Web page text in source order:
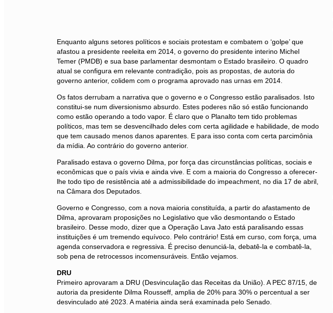
Enquanto alguns setores políticos e sociais protestam e combatem o ‘golpe’ que
afastou a presidente reeleita em 2014, o governo do presidente interino Michel
Temer (PMDB) e sua base parlamentar desmontam o Estado brasileiro. O quadro
atual se configura em relevante contradição, pois as propostas, de autoria do
governo anterior, colidem com o programa aprovado nas urnas em 2014.
Os fatos derrubam a narrativa que o governo e o Congresso estão paralisados. Isto
constitui-se num diversionismo absurdo. Estes poderes não só estão funcionando
como estão operando a todo vapor. É claro que o Planalto tem tido problemas
políticos, mas tem se desvencilhado deles com certa agilidade e habilidade, de modo
que tem causado menos danos aparentes. E para isso conta com certa parcimônia
da mídia. Ao contrário do governo anterior.
Paralisado estava o governo Dilma, por força das circunstâncias políticas, sociais e
econômicas que o país vivia e ainda vive. E com a maioria do Congresso a oferecer-
lhe todo tipo de resistência até a admissibilidade do impeachment, no dia 17 de abril,
na Câmara dos Deputados.
Governo e Congresso, com a nova maioria constituída, a partir do afastamento de
Dilma, aprovaram proposições no Legislativo que vão desmontando o Estado
brasileiro. Desse modo, dizer que a Operação Lava Jato está paralisando essas
instituições é um tremendo equívoco. Pelo contrário! Está em curso, com força, uma
agenda conservadora e regressiva. É preciso denunciá-la, debatê-la e combatê-la,
sob pena de retrocessos incomensuráveis. Então vejamos.
DRU
Primeiro aprovaram a DRU (Desvinculação das Receitas da União). A PEC 87/15, de
autoria da presidente Dilma Rousseff, amplia de 20% para 30% o percentual a ser
desvinculado até 2023. A matéria ainda será examinada pelo Senado.